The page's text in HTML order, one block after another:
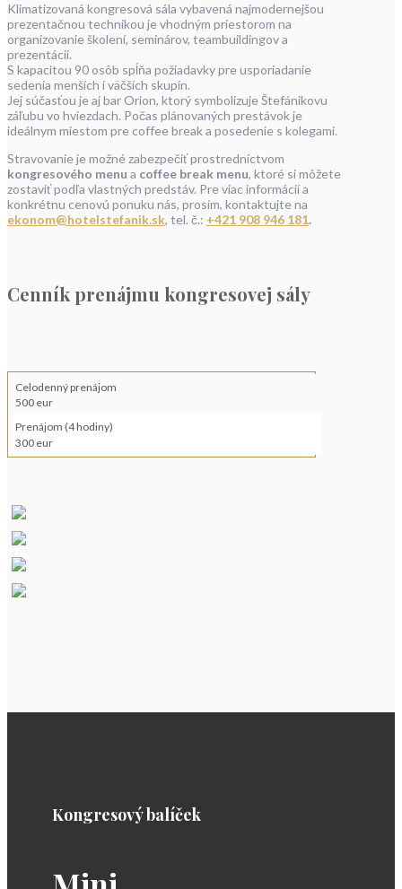
Klimatizovaná kongresová sála vybavená najmodernejšou
prezentačnou technikou je vhodným priestorom na
organizovanie školení, seminárov, teambuildingov a
prezentácií.
S kapacitou 90 osôb spĺňa požiadavky pre usporiadanie
sedenia menších i väčších skupín.
Jej súčasťou je aj bar Orion, ktorý symbolizuje Štefánikovu
záľubu vo hviezdach. Počas plánovaných prestávok je
ideálnym miestom pre coffee break a posedenie s kolegami.
Stravovanie je možné zabezpečiť prostredníctvom
kongresového menu a coffee break menu, ktoré si môžete
zostaviť podľa vlastných predstáv. Pre viac informácií a
konkrétnu cenovú ponuku nás, prosím, kontaktujte na
ekonom@hotelstefanik.sk, tel. č.: +421 908 946 181.
Cenník prenájmu kongresovej sály
Celodenný prenájom
500 eur
Prenájom (4 hodiny)
300 eur
Kongresový balíček